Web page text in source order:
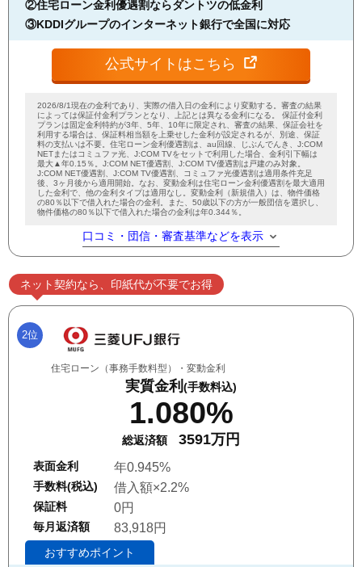
②住宅ローン金利優遇割ならダントツの低金利
③KDDIグループのインターネット銀行で全国に対応
公式サイトはこちら
2026/8/1現在の金利であり、実際の借入日の金利により変動する。審査の結果
によっては保証付金利プランとなり、上記とは異なる金利になる。 保証付金利
プランは固定金利特約が3年、5年、10年に限定され、審査の結果、保証会社を
利用する場合は、保証料相当額を上乗せした金利が設定されるが、別途、保証
料の支払いは不要。住宅ローン金利優遇割は、au回線、じぶんでんき、J:COM
NETまたはコミュファ光、J:COM TVをセットで利用した場合、金利引下幅は
最大▲年0.15％。J:COM NET優遇割、J:COM TV優遇割は戸建のみ対象。
J:COM NET優遇割、J:COM TV優遇割、コミュファ光優遇割は適用条件充足
後、3ヶ月後から適用開始。なお、変動金利は住宅ローン金利優遇割を最大適用
した金利で、他の金利タイプは適用なし。変動金利（新規借入）は、物件価格
の80％以下で借入れた場合の金利。また、50歳以下の方が一般団信を選択し、
物件価格の80％以下で借入れた場合の金利は年0.344％。
口コミ・団信・審査基準などを表示
ネット契約なら、印紙代が不要でお得
2位
住宅ローン（事務手数料型）・変動金利
実質金利 (手数料込)
1.080%
総返済額 3591万円
表面金利 年0.945%
手数料(税込) 借入額×2.2%
保証料 0円
毎月返済額 83,918円
おすすめポイント